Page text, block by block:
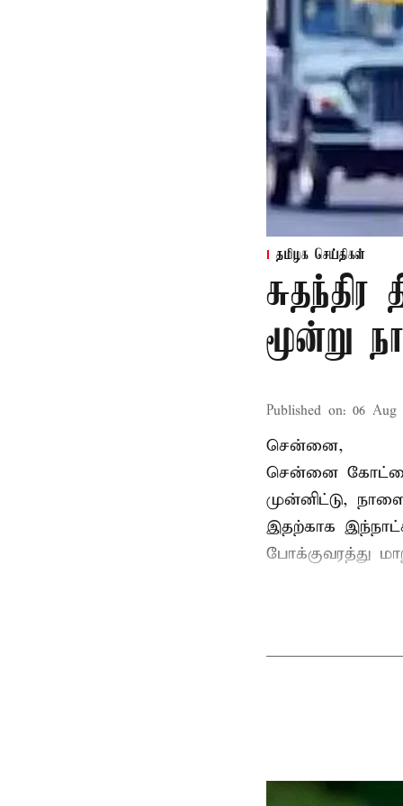
தமிழக செய்திகள்
மூன்று
Published on: 06 Aug
சென்னை,
சென்னை
முன்னிட்டு,
இதற்காக
போக்குவரத்து